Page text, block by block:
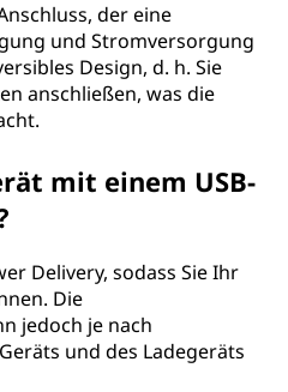
der eine
und Stromversorgung
Design, d. h. Sie
anschließen, was die
mit einem USB-
Delivery, sodass Sie Ihr
Die
jedoch je nach
und des Ladegeräts